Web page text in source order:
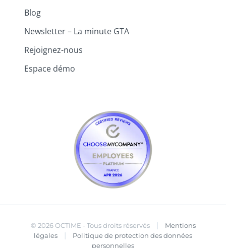
Blog
Newsletter – La minute GTA
Rejoignez-nous
Espace démo
© 2026 OCTIME - Tous droits réservés |
Mentions
légales
|
Politique de protection des données
personnelles